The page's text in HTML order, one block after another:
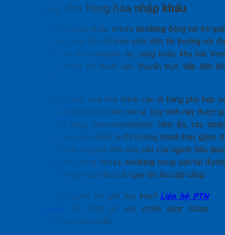
Ứng dụng cho hàng hóa nhập khẩu
Đối với hàng hóa nhập khẩu, cross docking đóng vai trò
trọng trong việc tăng tốc độ phân phối đến thị trường nội
Thay vì phải lưu trữ container tại cảng hoặc kho bãi
nhiều ngày, lô hàng lớn được vận chuyển trực tiếp đến
Tại đây, chúng được chia nhỏ thành các lô hàng phù hợp
từng đại lý, cửa hàng hoặc điểm bán lẻ. Quy trình này được
là dịch vụ chia hàng (deconsolidation). Nhờ đó, các
nghiệp có thể đưa sản phẩm ra thị trường nhanh hơn, giảm
phí lưu kho và đáp ứng kịp thời nhu cầu của người tiêu
Đặc biệt, việc ứng dụng cross docking trong vận tải
biển giúp xử lý hàng hóa hiệu quả ngay khi tàu cập cảng.
Muốn cắt giảm chi phí lưu kho? Liên hệ PTN
để được tư vấn chiến lược Cross
Docking phù hợp nhất.